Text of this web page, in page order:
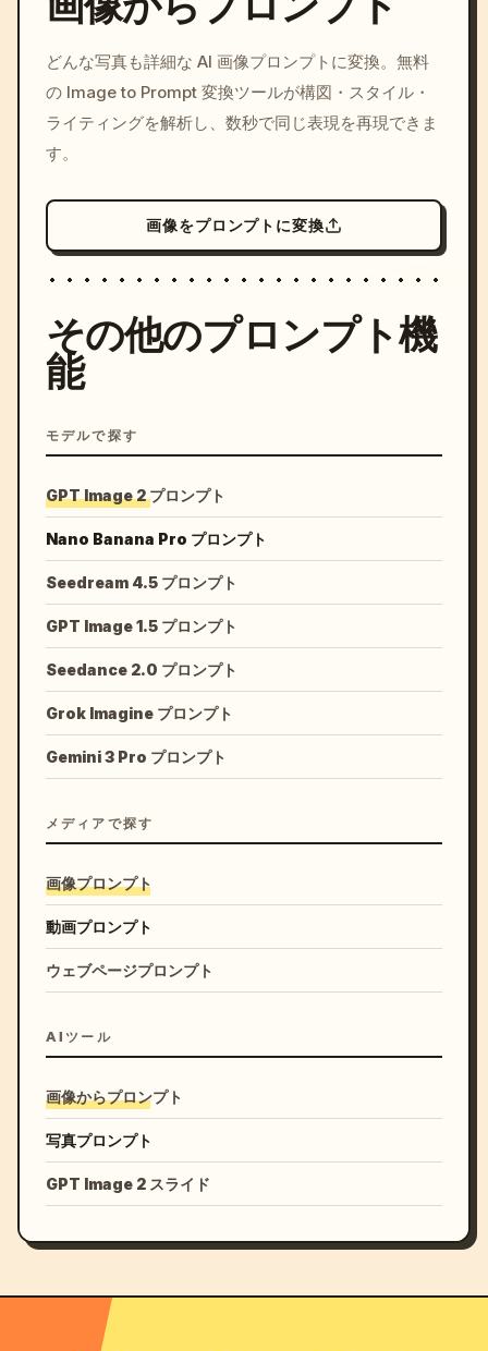
c, cyberpunk sunset, neon
colors, 8k --v 6.0
どんな写真も詳細な AI 画像プロンプトに変換。無料
の Image to Prompt 変換ツールが構図・スタイル・
ライティングを解析し、数秒で同じ表現を再現できま
す。
画像をプロンプトに変換
その他のプロンプト機
能
モデルで探す
GPT Image 2 プロンプト
Nano Banana Pro プロンプト
Seedream 4.5 プロンプト
GPT Image 1.5 プロンプト
Seedance 2.0 プロンプト
Grok Imagine プロンプト
Gemini 3 Pro プロンプト
メディアで探す
画像プロンプト
動画プロンプト
ウェブページプロンプト
AIツール
画像からプロンプト
写真プロンプト
GPT Image 2 スライド